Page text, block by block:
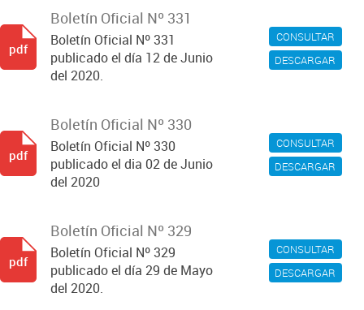
CONSULTAR
DESCARGAR
Boletín Oficial Nº 331
Boletín Oficial Nº 331
publicado el día 12 de Junio
del 2020.
pdf
CONSULTAR
DESCARGAR
Boletín Oficial Nº 330
Boletín Oficial Nº 330
publicado el dia 02 de Junio
del 2020
pdf
CONSULTAR
DESCARGAR
Boletín Oficial Nº 329
Boletín Oficial Nº 329
publicado el día 29 de Mayo
del 2020.
pdf